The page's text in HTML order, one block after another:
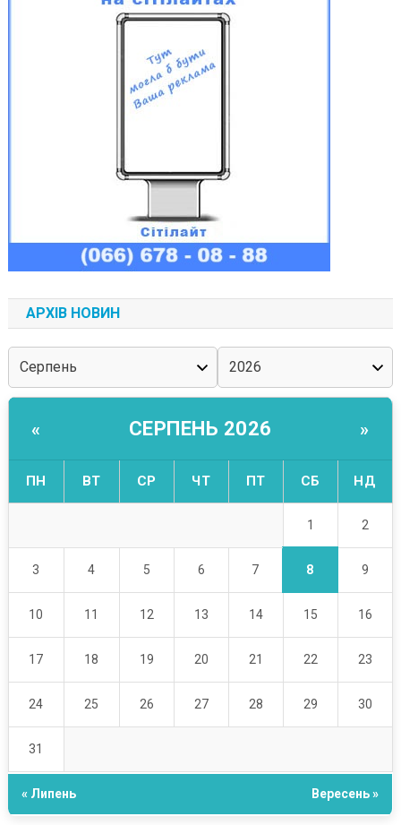
АРХІВ НОВИН
« СЕРПЕНЬ 2026 »
ПН ВТ СР ЧТ ПТ СБ НД
1 2
3 4 5 6 7 8 9
10 11 12 13 14 15 16
17 18 19 20 21 22 23
24 25 26 27 28 29 30
31
« Липень Вересень »